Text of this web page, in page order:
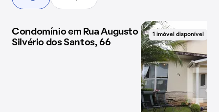
1 imóvel disponível
Condomínio em Rua Augusto
Silvério dos Santos, 66
1 imóvel disponível